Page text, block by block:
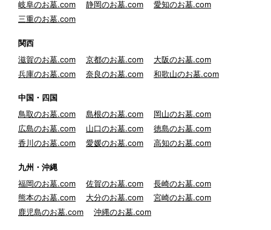
岐阜のお墓.com
静岡のお墓.com
愛知のお墓.com
三重のお墓.com
関西
滋賀のお墓.com
京都のお墓.com
大阪のお墓.com
兵庫のお墓.com
奈良のお墓.com 和歌山のお墓.com
中国・四国
鳥取のお墓.com
島根のお墓.com
岡山のお墓.com
広島のお墓.com
山口のお墓.com
徳島のお墓.com
香川のお墓.com
愛媛のお墓.com 高知のお墓.com
九州・沖縄
福岡のお墓.com
佐賀のお墓.com
長崎のお墓.com
熊本のお墓.com
大分のお墓.com
宮崎のお墓.com
鹿児島のお墓.com
沖縄のお墓.com